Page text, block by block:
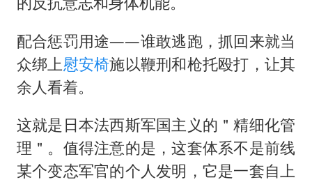
配合惩罚用途——谁敢逃跑，抓回来就当
众绑上慰安椅施以鞭刑和枪托殴打，让其
余人看着。
这就是日本法西斯军国主义的＂精细化管
理＂。值得注意的是，这套体系不是前线
某个变态军官的个人发明，它是一套自上